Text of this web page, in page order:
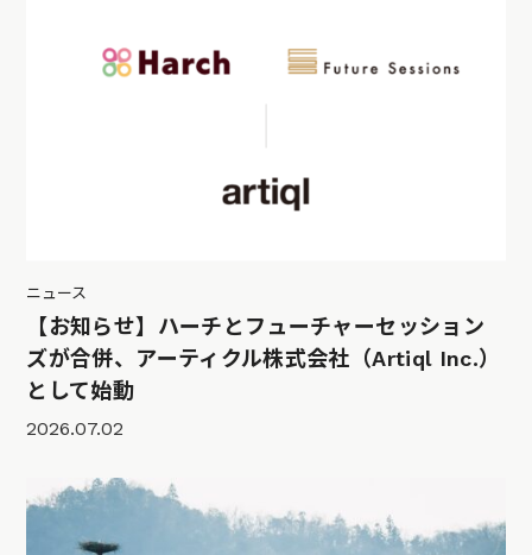
ニュース
【お知らせ】ハーチとフューチャーセッション
ズが合併、アーティクル株式会社（Artiql Inc.）
として始動
2026.07.02